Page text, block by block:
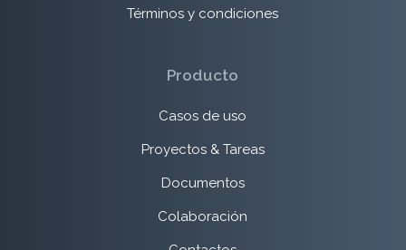
Términos y condiciones
Producto
Casos de uso
Proyectos & Tareas
Documentos
Colaboración